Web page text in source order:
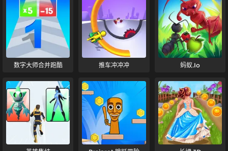
数字大师合并跑酷 推车冲冲冲 蚂蚁.Io